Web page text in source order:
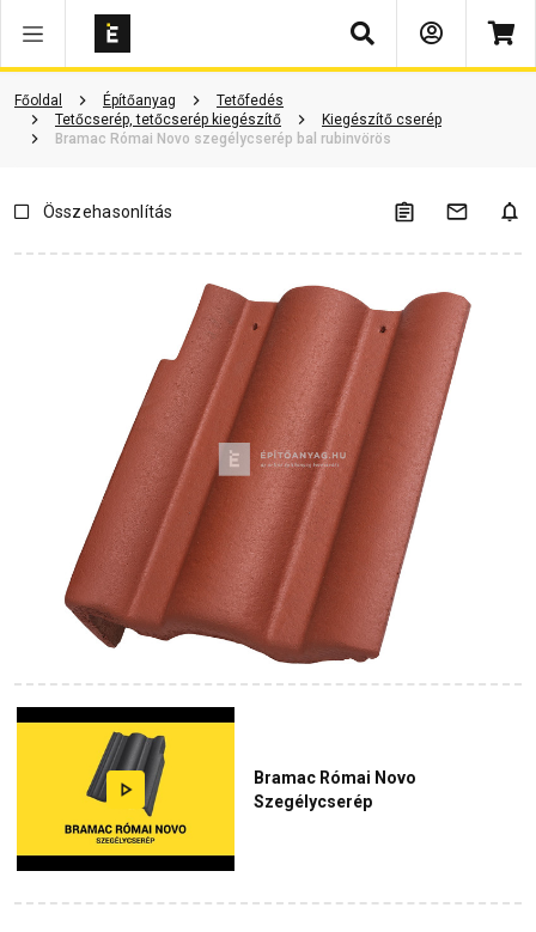
Keresés
Főoldal Építőanyag
Tetőfedés
Tetőcserép, tetőcserép kiegészítő
Kiegészítő cserép
Bramac Római Novo szegélycserép bal rubinvörös
Szükséged lehet rá Termékinformáció
Bramac Római Novo
Szegélycserép
Összehasonlítás